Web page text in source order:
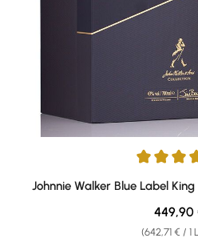
Durchschnittliche Bewertung
Johnnie Walker Blue Label
(642,71 € / 1
449,90